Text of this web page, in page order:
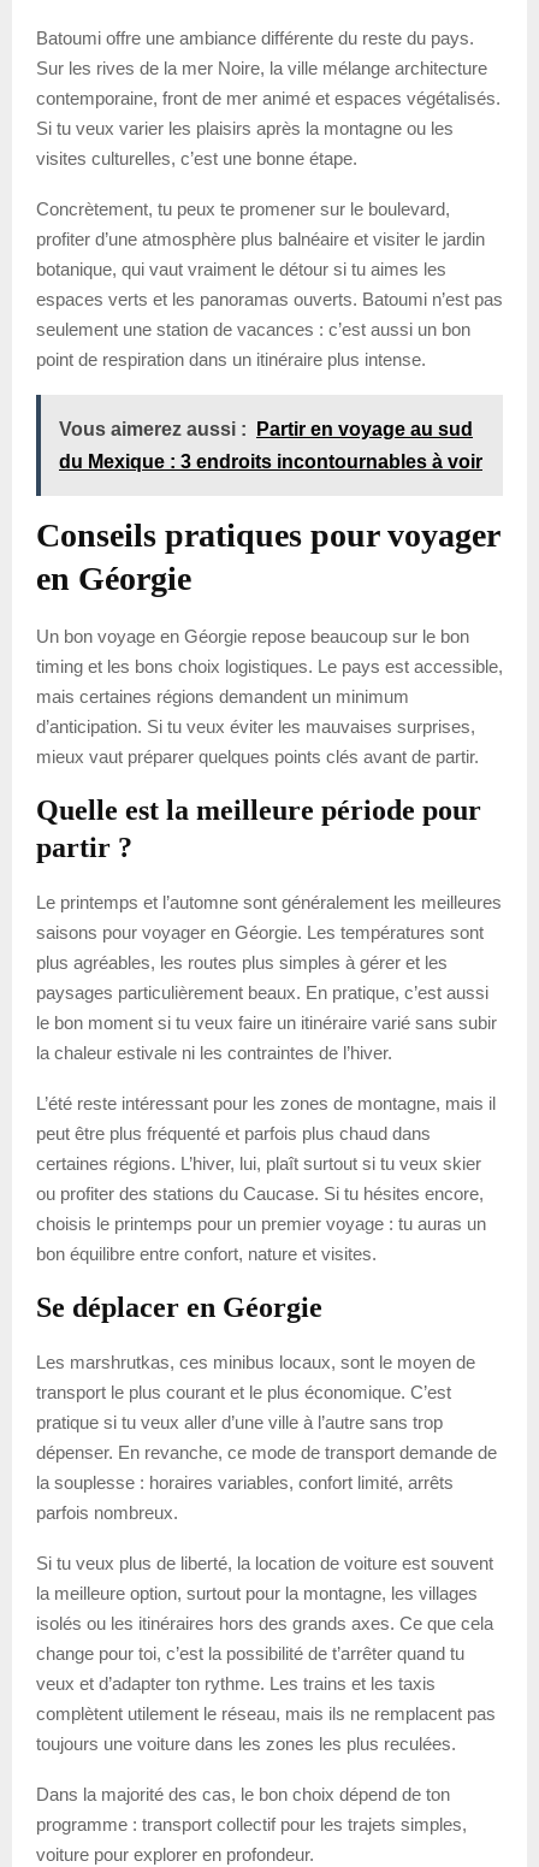
Batoumi offre une ambiance différente du reste du pays.
Sur les rives de la mer Noire, la ville mélange architecture
contemporaine, front de mer animé et espaces végétalisés.
Si tu veux varier les plaisirs après la montagne ou les
visites culturelles, c’est une bonne étape.
Concrètement, tu peux te promener sur le boulevard,
profiter d’une atmosphère plus balnéaire et visiter le jardin
botanique, qui vaut vraiment le détour si tu aimes les
espaces verts et les panoramas ouverts. Batoumi n’est pas
seulement une station de vacances : c’est aussi un bon
point de respiration dans un itinéraire plus intense.
Vous aimerez aussi :
Partir en voyage au sud
du Mexique : 3 endroits incontournables à voir
Conseils pratiques pour voyager
en Géorgie
Un bon voyage en Géorgie repose beaucoup sur le bon
timing et les bons choix logistiques. Le pays est accessible,
mais certaines régions demandent un minimum
d’anticipation. Si tu veux éviter les mauvaises surprises,
mieux vaut préparer quelques points clés avant de partir.
Quelle est la meilleure période pour
partir ?
Le printemps et l’automne sont généralement les meilleures
saisons pour voyager en Géorgie. Les températures sont
plus agréables, les routes plus simples à gérer et les
paysages particulièrement beaux. En pratique, c’est aussi
le bon moment si tu veux faire un itinéraire varié sans subir
la chaleur estivale ni les contraintes de l’hiver.
L’été reste intéressant pour les zones de montagne, mais il
peut être plus fréquenté et parfois plus chaud dans
certaines régions. L’hiver, lui, plaît surtout si tu veux skier
ou profiter des stations du Caucase. Si tu hésites encore,
choisis le printemps pour un premier voyage : tu auras un
bon équilibre entre confort, nature et visites.
Se déplacer en Géorgie
Les marshrutkas, ces minibus locaux, sont le moyen de
transport le plus courant et le plus économique. C’est
pratique si tu veux aller d’une ville à l’autre sans trop
dépenser. En revanche, ce mode de transport demande de
la souplesse : horaires variables, confort limité, arrêts
parfois nombreux.
Si tu veux plus de liberté, la location de voiture est souvent
la meilleure option, surtout pour la montagne, les villages
isolés ou les itinéraires hors des grands axes. Ce que cela
change pour toi, c’est la possibilité de t’arrêter quand tu
veux et d’adapter ton rythme. Les trains et les taxis
complètent utilement le réseau, mais ils ne remplacent pas
toujours une voiture dans les zones les plus reculées.
Dans la majorité des cas, le bon choix dépend de ton
programme : transport collectif pour les trajets simples,
voiture pour explorer en profondeur.